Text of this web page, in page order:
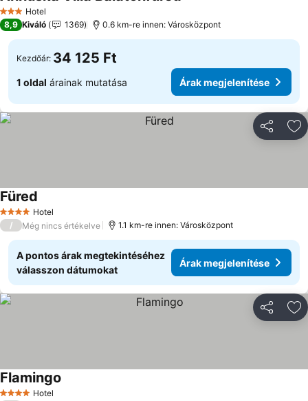
3 Kategória
Hotel
8,9 Kiváló 1369 0.6 km-re innen: Városközpont
Kezdőár: 34 125 Ft
1 oldal árainak mutatása Árak megjelenítése
4 KategóriaHotel
Füred
/ Még nincs értékelve 1.1 km-re innen: Városközpont
A pontos árak megtekintéséhez
válasszon dátumokat
Árak megjelenítése
4 KategóriaHotel
Flamingo